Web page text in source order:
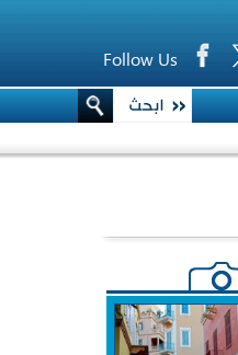
Follow Us